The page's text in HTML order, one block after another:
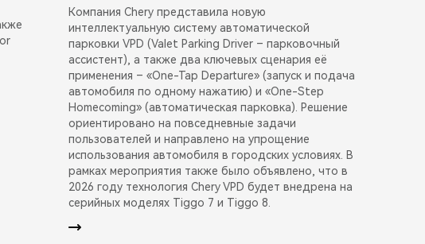
Компания Chery представила новую
интеллектуальную систему автоматической
парковки VPD (Valet Parking Driver – парковочный
ассистент), а также два ключевых сценария её
применения – «One-Tap Departure» (запуск и подача
автомобиля по одному нажатию) и «One-Step
Homecoming» (автоматическая парковка). Решение
ориентировано на повседневные задачи
пользователей и направлено на упрощение
использования автомобиля в городских условиях. В
рамках мероприятия также было объявлено, что в
2026 году технология Chery VPD будет внедрена на
серийных моделях Tiggo 7 и Tiggo 8.